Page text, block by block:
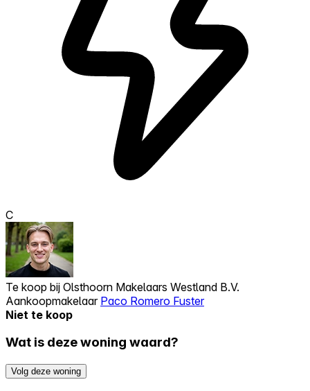
C
Te koop bij Olsthoorn Makelaars Westland B.V.
Aankoopmakelaar Paco Romero Fuster
Niet te koop
Wat is deze woning waard?
Volg deze woning